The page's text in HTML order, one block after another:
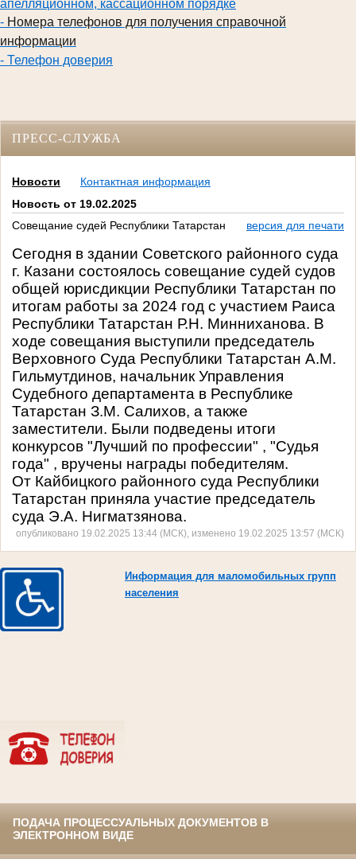
апелляционном, кассационном порядке
- Номера телефонов для получения справочной
информации
- Телефон доверия
ПРЕСС-СЛУЖБА
Новости
Контактная информация
Новость от 19.02.2025
Совещание судей Республики Татарстан
версия для печати
Сегодня в здании Советского районного суда
г. Казани состоялось совещание судей судов
общей юрисдикции Республики Татарстан по
итогам работы за 2024 год с участием Раиса
Республики Татарстан Р.Н. Минниханова. В
ходе совещания выступили председатель
Верховного Суда Республики Татарстан А.М.
Гильмутдинов, начальник Управления
Судебного департамента в Республике
Татарстан З.М. Салихов, а также
заместители. Были подведены итоги
конкурсов "Лучший по профессии" , "Судья
года" , вручены награды победителям.
От Кайбицкого районного суда Республики
Татарстан приняла участие председатель
суда Э.А. Нигматзянова.
опубликовано 19.02.2025 13:44 (МСК), изменено 19.02.2025 13:57 (МСК)
Информация для маломобильных групп
населения
ПОДАЧА ПРОЦЕССУАЛЬНЫХ ДОКУМЕНТОВ В
ЭЛЕКТРОННОМ ВИДЕ